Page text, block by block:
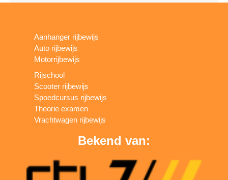
Aanhanger rijbewijs
Auto rijbewijs
Motorrijbewijs
Rijschool
Scooter rijbewijs
Spoedcursus rijbewijs
Theorie examen
Vrachtwagen rijbewijs
Bekend van: